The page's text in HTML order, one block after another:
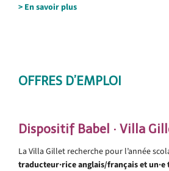
> En savoir plus
OFFRES D’EMPLOI
Dispositif Babel · Villa
La Villa Gillet recherche pour l’année
traducteur·rice anglais/français et